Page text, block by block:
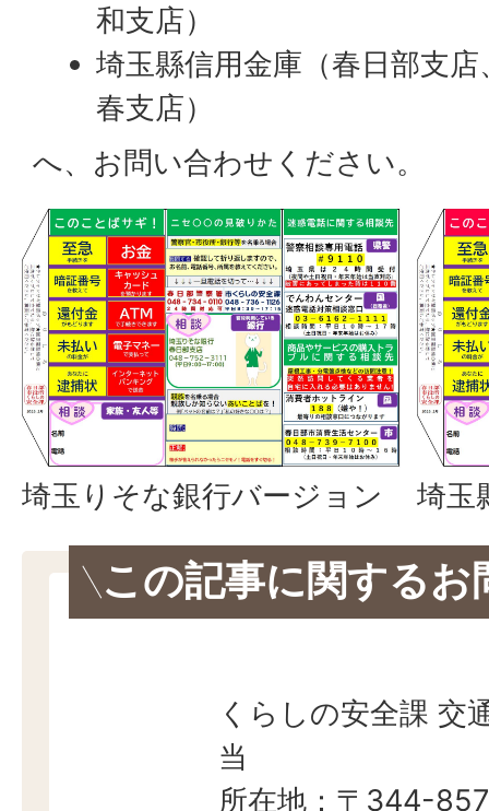
和支店）
埼玉縣信用金庫（春日部支
春支店）
へ、お問い合わせください。
埼玉りそな銀行バージョン 埼玉
この記事に関するお
くらしの安全課 交
当
所在地：〒344-